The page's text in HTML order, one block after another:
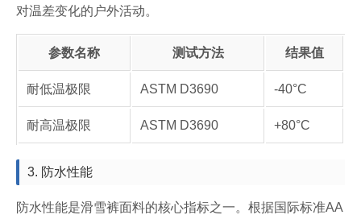
对温差变化的户外活动。
参数名称 测试方法 结果值
耐低温极限 ASTM D3690 -40°C
耐高温极限 ASTM D3690 +80°C
3. 防水性能
防水性能是滑雪裤面料的核心指标之一。根据国际标准AA